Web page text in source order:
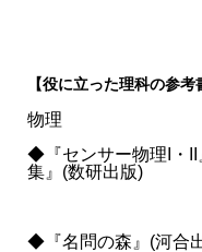
【役に立った理科の参考
物理
◆『センサー物理I・II
集』(数研出版)
◆『名問の森』(河合